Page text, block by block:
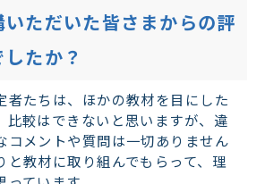
ただいた皆さまからの評
たか？
者たちは、ほかの教材を目にした
比較はできないと思いますが、違
コメントや質問は一切ありません
と教材に取り組んでもらって、理